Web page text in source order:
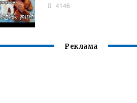
4146
Реклама